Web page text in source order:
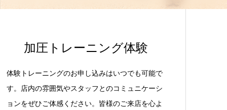
加圧トレーニング体験
体験トレーニングのお申し込みはいつでも可能で
す。店内の雰囲気やスタッフとのコミュニケーシ
ョンをぜひご体感ください。皆様のご来店を心よ